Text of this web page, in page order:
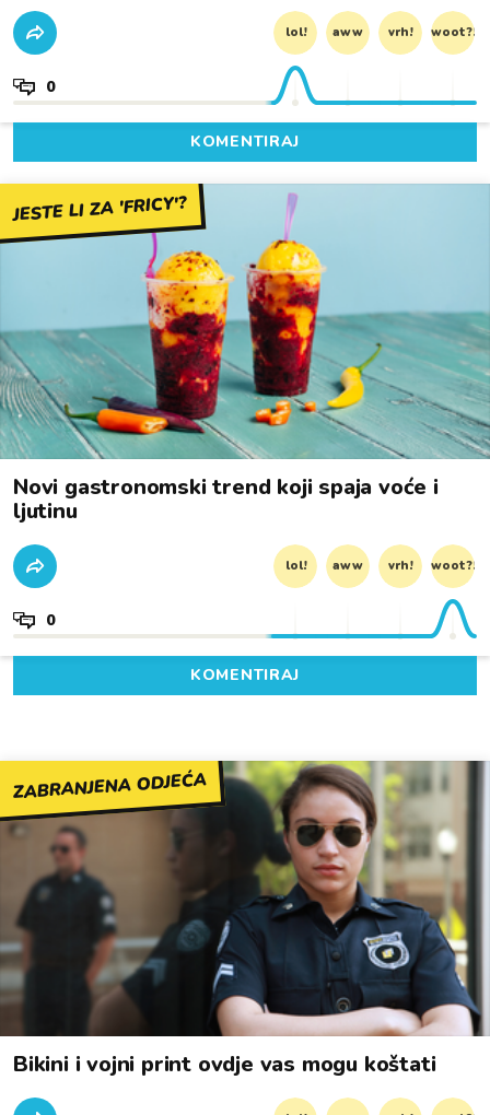
lol! aww vrh! woot?!
0
KOMENTIRAJ
JESTE LI ZA 'FRICY'?
Novi gastronomski trend koji spaja voće i
ljutinu
lol! aww vrh! woot?!
0
KOMENTIRAJ
ZABRANJENA ODJEĆA
Bikini i vojni print ovdje vas mogu koštati